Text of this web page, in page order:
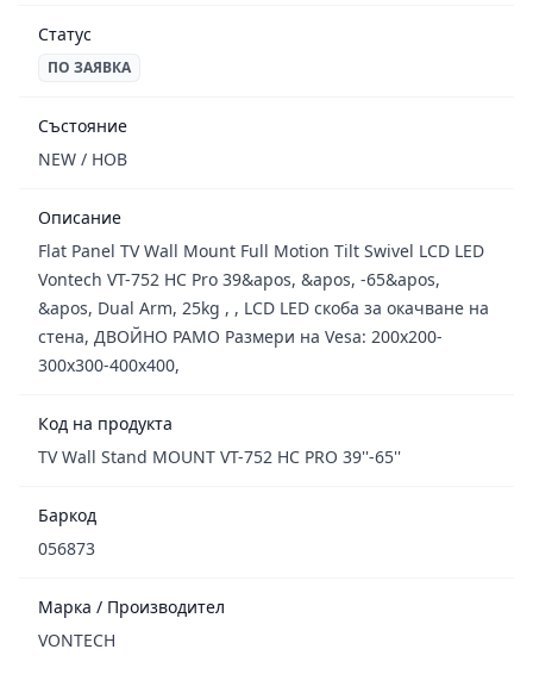
Статус
ПО ЗАЯВКА
Състояние
NEW / НОВ
Описание
Flat Panel TV Wall Mount Full Motion Tilt Swivel LCD LED
Vontech VT-752 HC Pro 39&apos, &apos, -65&apos,
&apos, Dual Arm, 25kg , , LCD LED скоба за окачване на
стена, ДВОЙНО РАМО Размери на Vesa: 200x200-
300x300-400x400,
Код на продукта
TV Wall Stand MOUNT VT-752 HC PRO 39''-65''
Баркод
056873
Марка / Производител
VONTECH